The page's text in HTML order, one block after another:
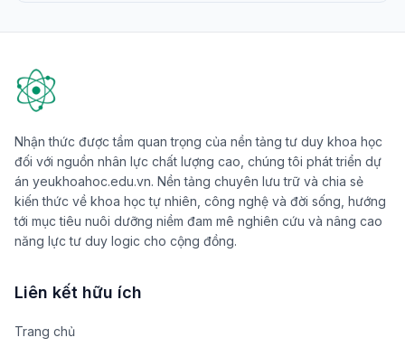
Nhận thức được tầm quan trọng của nền tảng tư duy khoa học
đối với nguồn nhân lực chất lượng cao, chúng tôi phát triển dự
án yeukhoahoc.edu.vn. Nền tảng chuyên lưu trữ và chia sẻ
kiến thức về khoa học tự nhiên, công nghệ và đời sống, hướng
tới mục tiêu nuôi dưỡng niềm đam mê nghiên cứu và nâng cao
năng lực tư duy logic cho cộng đồng.
Liên kết hữu ích
Trang chủ